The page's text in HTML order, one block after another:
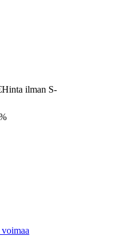
Hinta ilman S-